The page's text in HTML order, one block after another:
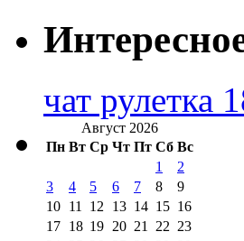
чат рулетка
Август 2026
Пн Вт Ср Чт Пт Сб Вс
1
2
3
4 5 6 7 8
9
10 11 12 13 14 15 16
17 18 19 20 21 22 23